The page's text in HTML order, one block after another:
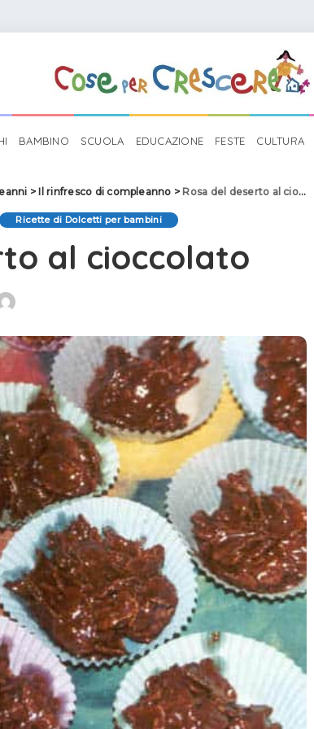
BAMBINO SCUOLA EDUCAZIONE FESTE CULTURA
> Il rinfresco di compleanno > Rosa del deserto al cioccolato
Ricette di Dolcetti per bambini
al cioccolato